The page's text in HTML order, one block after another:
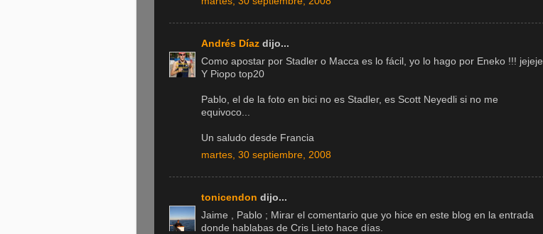
Andrés Díaz dijo...
Como apostar por Stadler o Macca es lo fácil, yo lo hago por Eneko !!! jejeje
Y Piopo top20
Pablo, el de la foto en bici no es Stadler, es Scott Neyedli si no me
equivoco...
Un saludo desde Francia
martes, 30 septiembre, 2008
tonicendon dijo...
Jaime , Pablo ; Mirar el comentario que yo hice en este blog en la entrada
donde hablabas de Cris Lieto hace días.